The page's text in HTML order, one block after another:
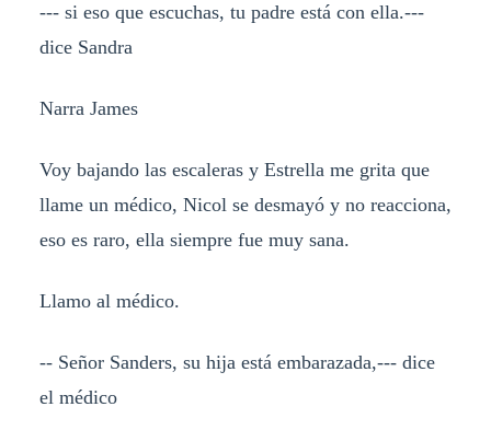
--- si eso que escuchas, tu padre está con ella.---
dice Sandra
Narra James
Voy bajando las escaleras y Estrella me grita que
llame un médico, Nicol se desmayó y no reacciona,
eso es raro, ella siempre fue muy sana.
Llamo al médico.
-- Señor Sanders, su hija está embarazada,--- dice
el médico